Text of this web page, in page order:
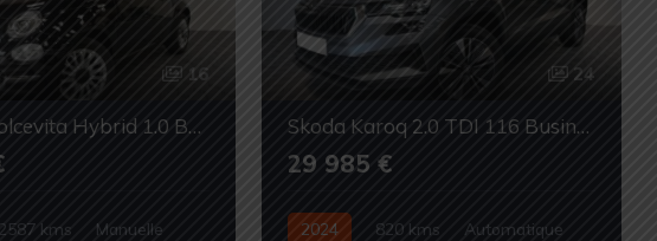
16
Fiat 500 Dolcevita Hybrid 1.0 BSG 70
kms
Manuelle
24
Skoda Karoq 2.0 TDI 116 Business DSG7
29 985 €
2024 820 kms
Automatique